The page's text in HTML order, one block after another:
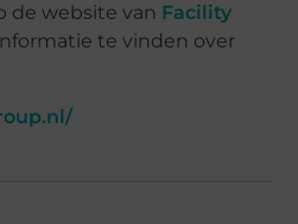
de website van Facility
te vinden over